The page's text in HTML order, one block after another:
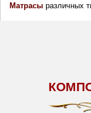
Матрасы различных